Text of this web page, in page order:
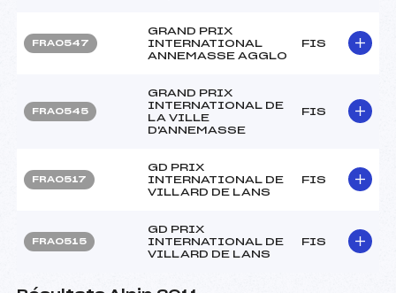
FRA0547
GRAND PRIX
INTERNATIONAL
ANNEMASSE AGGLO
FIS
FRA0545
GRAND PRIX
INTERNATIONAL DE
LA VILLE
D'ANNEMASSE
FIS
FRA0517
GD PRIX
INTERNATIONAL DE
VILLARD DE LANS
FIS
FRA0515
GD PRIX
INTERNATIONAL DE
VILLARD DE LANS
FIS